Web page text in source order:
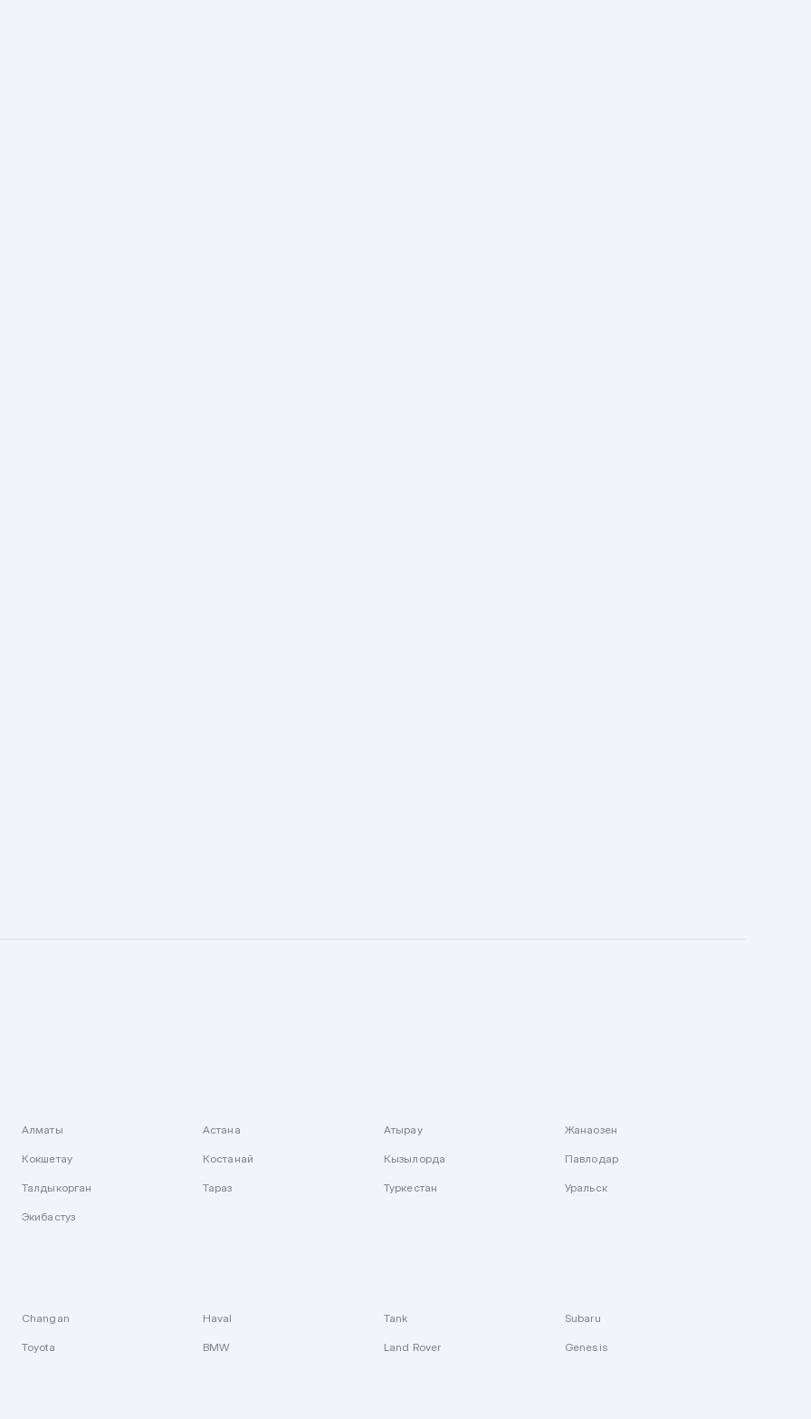
Алматы Астана Атырау Жанаозен
Кокшетау Костанай Кызылорда Павлодар
Талдыкорган Тараз Туркестан Уральск
Экибастуз
Changan Haval Tank Subaru
Toyota BMW Land Rover Genesis